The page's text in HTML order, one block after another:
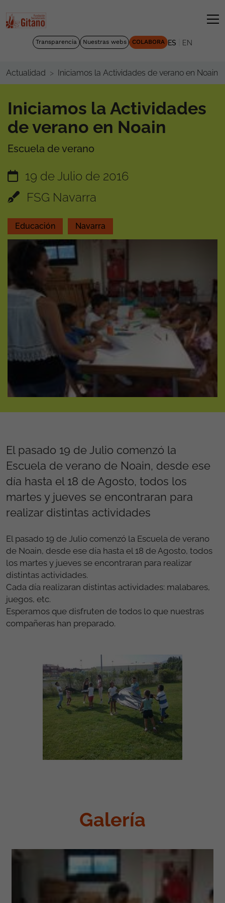
Transparencia Nuestras webs COLABORA ES EN
Actualidad Iniciamos la Actividades de verano en Noain
Iniciamos la Actividades
de verano en Noain
Escuela de verano
19 de Julio de 2016
FSG Navarra
Educación Navarra
El pasado 19 de Julio comenzó la
Escuela de verano de Noain, desde ese
día hasta el 18 de Agosto, todos los
martes y jueves se encontraran para
realizar distintas actividades
El pasado 19 de Julio comenzó la Escuela de verano
de Noain, desde ese día hasta el 18 de Agosto, todos
los martes y jueves se encontraran para realizar
distintas actividades.
Cada día realizaran distintas actividades: malabares,
juegos, etc.
Esperamos que disfruten de todos lo que nuestras
compañeras han preparado.
Galería